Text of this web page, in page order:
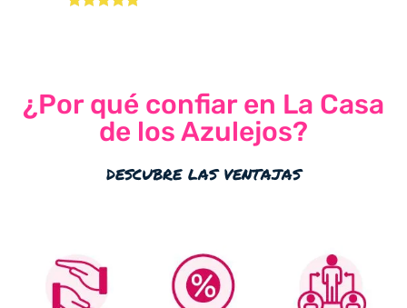
¿Por qué confiar en La Casa
de los Azulejos?
descubre las ventajas